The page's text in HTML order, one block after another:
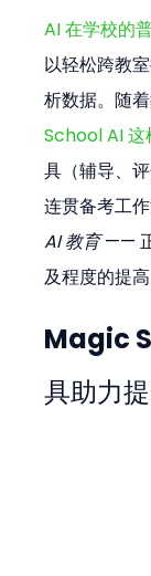
AI 在学校的
以轻松跨教
析数据。随
School AI 这
具（辅导、
连贯备考工
AI 教育 —— 正
及程度的提
Magic
具助力